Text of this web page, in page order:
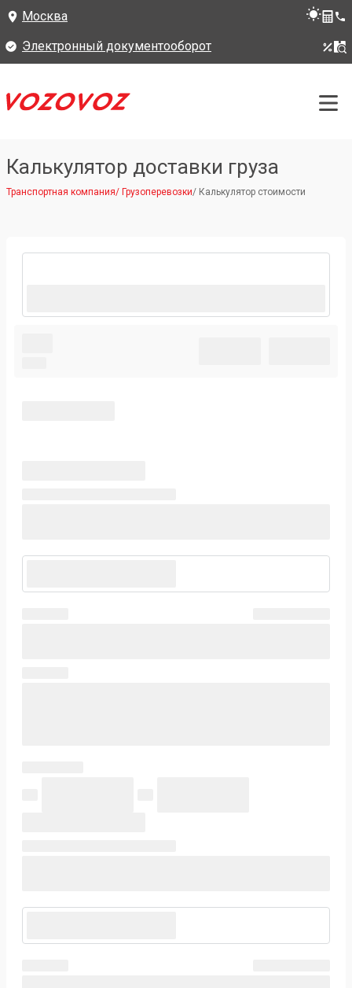
Москва
Электронный документооборот
Калькулятор доставки груза
Транспортная компания/ Грузоперевозки/ Калькулятор стоимости